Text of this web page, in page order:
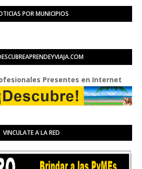
POR MUNICIPIOS
Presentes en Internet
VINCULATE A LA RED